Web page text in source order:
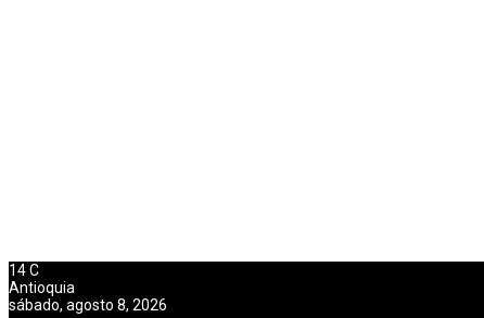
14C
Antioquia
sábado, agosto 8, 2026